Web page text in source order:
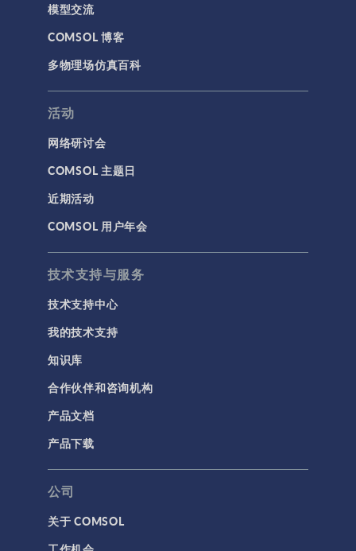
模型交流
COMSOL 博客
多物理场仿真百科
活动
网络研讨会
COMSOL 主题日
近期活动
COMSOL 用户年会
技术支持与服务
技术支持中心
我的技术支持
知识库
合作伙伴和咨询机构
产品文档
产品下载
公司
关于 COMSOL